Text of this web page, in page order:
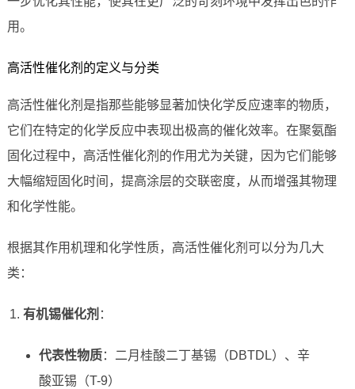
用。
高活性催化剂的定义与分类
高活性催化剂是指那些能够显著加快化学反应速率的物质，
它们在特定的化学反应中表现出极高的催化效率。在聚氨酯
固化过程中，高活性催化剂的作用尤为关键，因为它们能够
大幅缩短固化时间，提高涂层的交联密度，从而增强其物理
和化学性能。
根据其作用机理和化学性质，高活性催化剂可以分为几大
类：
有机锡催化剂 ：
代表性物质：二月桂酸二丁基锡（DBTDL）、辛
酸亚锡（T-9）